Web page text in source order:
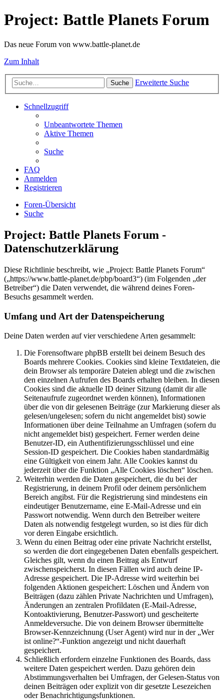
Project: Battle Planets Forum
Das neue Forum von www.battle-planet.de
Zum Inhalt
Suche Erweiterte Suche
Schnellzugriff
Unbeantwortete Themen
Aktive Themen
Suche
FAQ
Anmelden
Registrieren
Foren-Übersicht
Suche
Project: Battle Planets Forum -
Datenschutzerklärung
Diese Richtlinie beschreibt, wie „Project: Battle Planets Forum“
(„https://www.battle-planet.de/pbp/board3“) (im Folgenden „der
Betreiber“) die Daten verwendet, die während deines Foren-
Besuchs gesammelt werden.
Umfang und Art der Datenspeicherung
Deine Daten werden auf vier verschiedene Arten gesammelt:
Die Forensoftware phpBB erstellt bei deinem Besuch des
Boards mehrere Cookies. Cookies sind kleine Textdateien, die
dein Browser als temporäre Dateien ablegt und die zwischen
den einzelnen Aufrufen des Boards erhalten bleiben. In diesen
Cookies sind die aktuelle ID deiner Sitzung (damit dir alle
Seitenaufrufe zugeordnet werden können), Informationen
über die von dir gelesenen Beiträge (zur Markierung dieser als
gelesen/ungelesen; sofern du nicht angemeldet bist) sowie
Informationen über deine Teilnahme an Umfragen (sofern du
nicht angemeldet bist) gespeichert. Ferner werden deine
Benutzer-ID, ein Authentifizierungsschlüssel und eine
Session-ID gespeichert. Die Cookies haben standardmäßig
eine Gültigkeit von einem Jahr. Alle Cookies kannst du
jederzeit über die Funktion „Alle Cookies löschen“ löschen.
Weiterhin werden die Daten gespeichert, die du bei der
Registrierung, in deinem Profil oder deinem persönlichem
Bereich angibst. Für die Registrierung sind mindestens ein
eindeutiger Benutzername, eine E-Mail-Adresse und ein
Passwort notwendig. Wenn durch den Betreiber weitere
Daten als notwendig festgelegt wurden, so ist dies für dich
vor deren Eingabe ersichtlich.
Wenn du einen Beitrag oder eine private Nachricht erstellst,
so werden die dort eingegebenen Daten ebenfalls gespeichert.
Gleiches gilt, wenn du einen Beitrag als Entwurf
zwischenspeicherst. In diesen Fällen wird auch deine IP-
Adresse gespeichert. Die IP-Adresse wird weiterhin bei
folgenden Aktionen gespeichert: Löschen und Ändern von
Beiträgen (dazu zählen Private Nachrichten und Umfragen),
Änderungen an zentralen Profildaten (E-Mail-Adresse,
Kontoaktivierung, Benutzer-Passwort) und gescheiterte
Anmeldeversuche. Die von deinem Browser übermittelte
Browser-Kennzeichnung (User Agent) wird nur in der „Wer
ist online?“-Funktion angezeigt und nicht dauerhaft
gespeichert.
Schließlich erfordern einzelne Funktionen des Boards, dass
weitere Daten gespeichert werden. Dazu gehören dein
Abstimmungsverhalten bei Umfragen, der Gelesen-Status von
deinen Beiträgen oder explizit von dir gesetzte Lesezeichen
oder Benachrichtigungsfunktionen.